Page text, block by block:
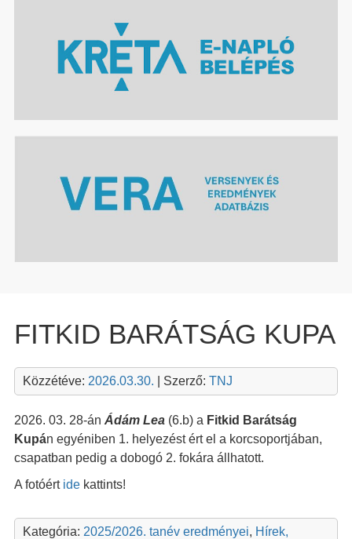
FITKID BARÁTSÁG KUPA
Közzétéve: 2026.03.30. | Szerző: TNJ
2026. 03. 28-án Ádám Lea(6.b) a Fitkid Barátság
Kupán egyéniben 1. helyezést ért el a korcsoportjában,
csapatban pedig a dobogó 2. fokára állhatott.
A fotóért idekattints!
Kategória: 2025/2026. tanév eredményei, Hírek,